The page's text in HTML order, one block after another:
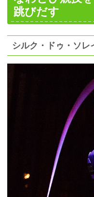
跳びだす
シルク・ドゥ・ソ